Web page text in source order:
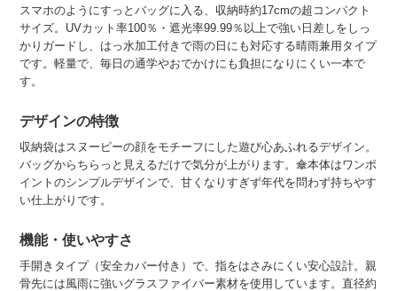
スマホのようにすっとバッグに入る、収納時約17cmの超コンパクト
サイズ。UVカット率100％・遮光率99.99％以上で強い日差しをしっ
かりガードし、はっ水加工付きで雨の日にも対応する晴雨兼用タイプ
です。軽量で、毎日の通学やおでかけにも負担になりにくい一本で
す。
デザインの特徴
収納袋はスヌーピーの顔をモチーフにした遊び心あふれるデザイン。
バッグからちらっと見えるだけで気分が上がります。傘本体はワンポ
イントのシンプルデザインで、甘くなりすぎず年代を問わず持ちやす
い仕上がりです。
機能・使いやすさ
手開きタイプ（安全カバー付き）で、指をはさみにくい安心設計。親
骨先には風雨に強いグラスファイバー素材を使用しています。直径約